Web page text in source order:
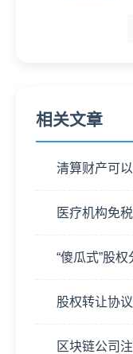
相关文章
清算财产可
医疗机构免
“傻瓜式”股
股权转让协
区块链公司